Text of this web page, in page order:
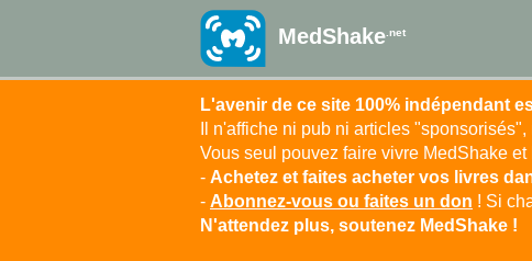
MedShake .net
L'avenir de ce site 100% indépendant
Il n'affiche ni pub ni articles
Vous seul pouvez faire vivre MedShake
- Achetez et faites acheter vos livres
- Abonnez-vous ou faites un don ! Si
N'attendez plus, soutenez MedShake !